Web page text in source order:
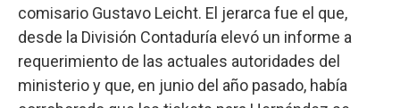
comisario Gustavo Leicht. El jerarca fue el que,
desde la División Contaduría elevó un informe a
requerimiento de las actuales autoridades del
ministerio y que, en junio del año pasado, había